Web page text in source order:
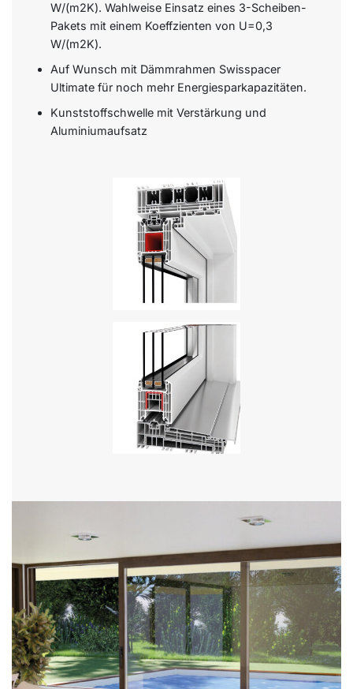
W/(m2K). Wahlweise Einsatz eines 3-Scheiben-
Pakets mit einem Koeffzienten von U=0,3
W/(m2K).
Auf Wunsch mit Dämmrahmen Swisspacer
Ultimate für noch mehr Energiesparkapazitäten.
Kunststoffschwelle mit Verstärkung und
Aluminiumaufsatz